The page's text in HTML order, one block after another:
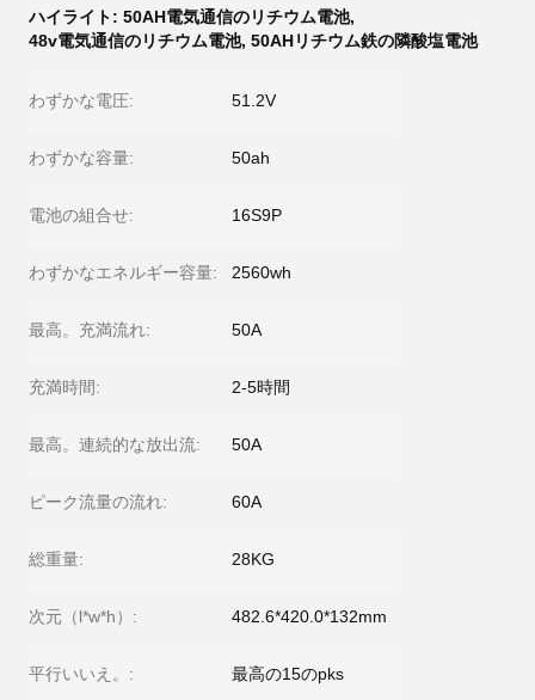
ハイライト: 50AH電気通信のリチウム電池,
48v電気通信のリチウム電池, 50AHリチウム鉄の隣酸塩電池
わずかな電圧: 51.2V
わずかな容量: 50ah
電池の組合せ: 16S9P
わずかなエネルギー容量: 2560wh
最高。充満流れ: 50A
充満時間: 2-5時間
最高。連続的な放出流: 50A
ピーク流量の流れ: 60A
総重量: 28KG
次元（l*w*h）: 482.6*420.0*132mm
平行いいえ。: 最高の15のpks